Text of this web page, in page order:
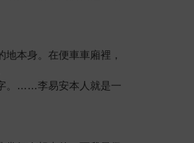
本身。在便車車廂裡，
。……李易安本人就是一